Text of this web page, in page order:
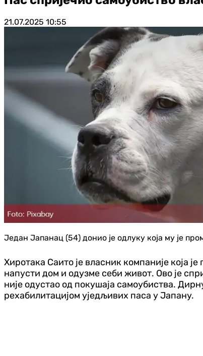
21.07.2025 10:55
Један Јапанац (54) донио је одлуку која му је
Хиротака Саито је власник компаније која
напусти дом и одузме себи живот. Ово је
није одустао од покушаја самоубиства.
рехабилитацијом уједљивих паса у Јапану.